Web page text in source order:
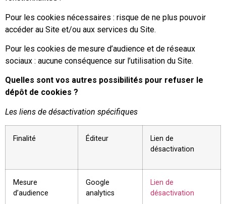
Pour les cookies nécessaires : risque de ne plus pouvoir
accéder au Site et/ou aux services du Site.
Pour les cookies de mesure d’audience et de réseaux
sociaux : aucune conséquence sur l’utilisation du Site.
Quelles sont vos autres possibilités pour refuser le
dépôt de cookies ?
Les liens de désactivation spécifiques
Finalité Éditeur
Lien de
désactivation
Mesure
d’audience
Google
analytics
Lien de
désactivation